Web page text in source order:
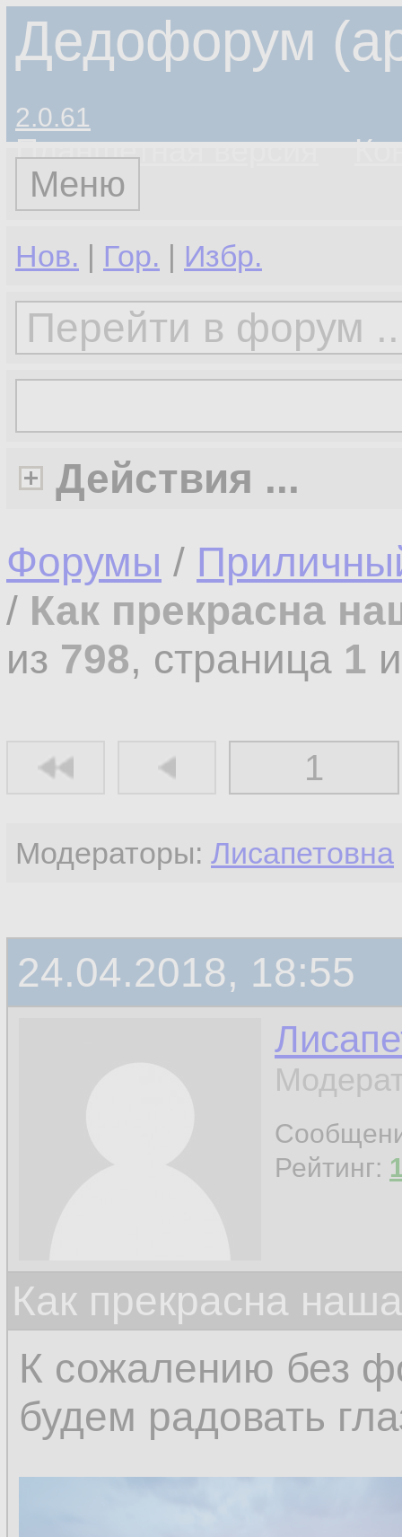
Дедофорум
2.0.61
Планшетная версия
Меню
Нов. | Гор. | Избр.
Действия ...
Форумы /
/ Как прекрасна
из 798, страница 1
1
Модераторы: Лисапетовна
24.04.2018, 18:55
Рейтинг:
Как прекрасна
К сожалению без
будем радовать